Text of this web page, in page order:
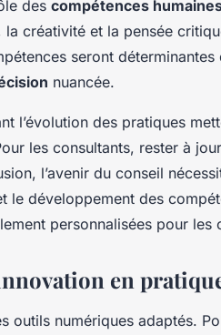
des compétences
la créativité et la pensée
seront déterminantes
nuancée.
l’évolution des pratiques
les consultants, rester à
l’avenir du conseil
le développement des
personnalisées pour les
en
outils numériques adaptés.